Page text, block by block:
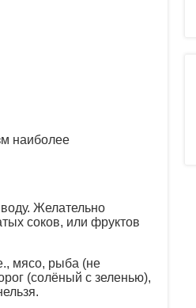
наиболее
Желательно
соков, или фруктов
мясо, рыба (не
(солёный с зеленью),